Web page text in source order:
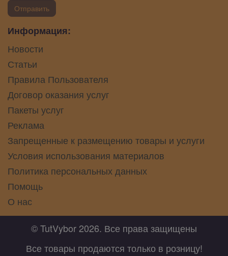
Отправить
Информация:
Новости
Статьи
Правила Пользователя
Договор оказания услуг
Пакеты услуг
Реклама
Запрещенные к размещению товары и услуги
Условия использования материалов
Политика персональных данных
Помощь
О нас
© TutVybor 2026. Все права защищены
Все товары продаются только в розницу!